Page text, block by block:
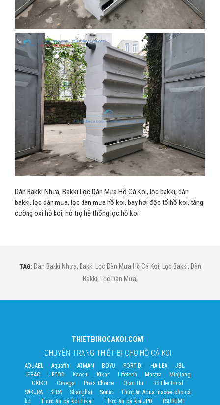
Dàn Bakki Nhựa, Bakki Lọc Dàn Mưa Hồ Cá Koi, lọc bakki, dàn
bakki, lọc dàn mưa, lọc dàn mưa hồ koi, bay hơi độc tố hồ koi, tăng
cường oxi hồ koi, hỗ trợ hệ thống lọc hồ koi
TAG: Dàn Bakki Nhựa, Bakki Lọc Dàn Mưa Hồ Cá Koi, Lọc Bakki, Dàn
Bakki, Lọc Dàn Mưa,
THIETBIHOCAKOI.COM
CHUYÊN TRANG THIẾT BỊ CHO HỒ CÁ KOI
AQUAEL Aquafin ATMAN BOYU FORT DI HAILEA
JBL
JEBAO
JECOD Kaokui Kikari Lifetech Mastra
Minjiang
OKIKO
Omega Pro's Choice Qian Hu
RS Electrical
SAKURA
SERA Shanghai Sonic
Thức ăn Aqua master cho cá
koi
Thức ăn cá koi Hikari Thức ăn cá koi JPD
TSURUMI